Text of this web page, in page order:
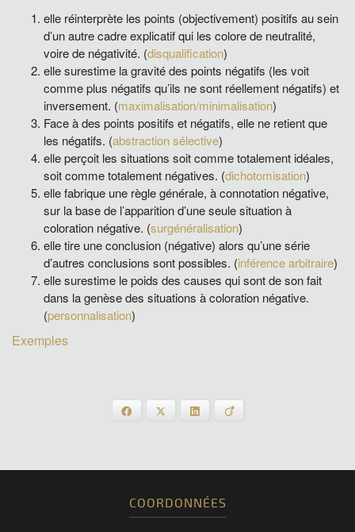
elle réinterprète les points (objectivement) positifs au sein
d’un autre cadre explicatif qui les colore de neutralité,
voire de négativité. (disqualification)
elle surestime la gravité des points négatifs (les voit
comme plus négatifs qu’ils ne sont réellement négatifs) et
inversement. (maximalisation/minimalisation)
Face à des points positifs et négatifs, elle ne retient que
les négatifs. (abstraction sélective)
elle perçoit les situations soit comme totalement idéales,
soit comme totalement négatives. (dichotomisation)
elle fabrique une règle générale, à connotation négative,
sur la base de l’apparition d’une seule situation à
coloration négative. (surgénéralisation)
elle tire une conclusion (négative) alors qu’une série
d’autres conclusions sont possibles. (inférence arbitraire)
elle surestime le poids des causes qui sont de son fait
dans la genèse des situations à coloration négative.
(personnalisation)
Exemples
Facebook LinkedIn
COORDONNÉES